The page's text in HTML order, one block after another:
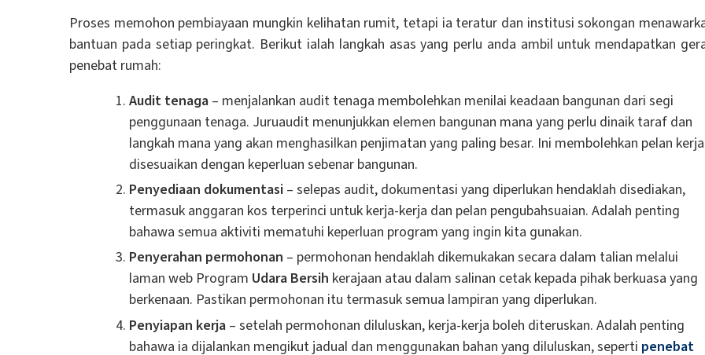
Proses memohon pembiayaan mungkin kelihatan rumit, tetapi ia teratur dan institusi sokongan
bantuan pada setiap peringkat. Berikut ialah langkah asas yang perlu anda ambil untuk mendapatkan
penebat rumah:
Audit tenaga – menjalankan audit tenaga membolehkan menilai keadaan bangunan dari segi
penggunaan tenaga. Juruaudit menunjukkan elemen bangunan mana yang perlu dinaik taraf dan
langkah mana yang akan menghasilkan penjimatan yang paling besar. Ini membolehkan pelan kerja
disesuaikan dengan keperluan sebenar bangunan.
Penyediaan dokumentasi – selepas audit, dokumentasi yang diperlukan hendaklah disediakan,
termasuk anggaran kos terperinci untuk kerja-kerja dan pelan pengubahsuaian. Adalah penting
bahawa semua aktiviti mematuhi keperluan program yang ingin kita gunakan.
Penyerahan permohonan – permohonan hendaklah dikemukakan secara dalam talian melalui
laman web Program Udara Bersih kerajaan atau dalam salinan cetak kepada pihak berkuasa yang
berkenaan. Pastikan permohonan itu termasuk semua lampiran yang diperlukan.
Penyiapan kerja – setelah permohonan diluluskan, kerja-kerja boleh diteruskan. Adalah penting
bahawa ia dijalankan mengikut jadual dan menggunakan bahan yang diluluskan, seperti penebat